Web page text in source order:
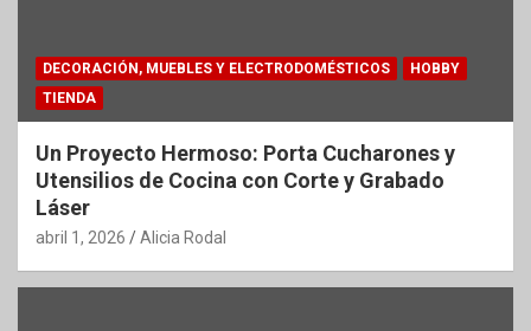
DECORACIÓN, MUEBLES Y ELECTRODOMÉSTICOS
HOBBY
TIENDA
Un Proyecto Hermoso: Porta Cucharones y
Utensilios de Cocina con Corte y Grabado
Láser
abril 1, 2026 Alicia Rodal